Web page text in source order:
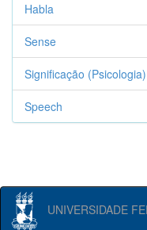
Habla
Sense
Significação (Psicologia)
Speech
UNIVERSIDADE